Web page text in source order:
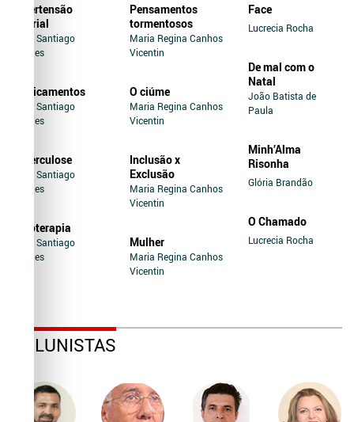
Hipertensão
Arterial
Jairo Santiago
Novaes
Medicamentos
Jairo Santiago
Novaes
Tuberculose
Jairo Santiago
Novaes
Soroterapia
Jairo Santiago
Novaes
Pensamentos
tormentosos
Maria Regina Canhos
Vicentin
O ciúme
Maria Regina Canhos
Vicentin
Inclusão x
Exclusão
Maria Regina Canhos
Vicentin
Mulher
Maria Regina Canhos
Vicentin
Face
Lucrecia Rocha
De mal com o
Natal
João Batista de
Paula
Minh’Alma
Risonha
Glória Brandão
O Chamado
Lucrecia Rocha
COLUNISTAS